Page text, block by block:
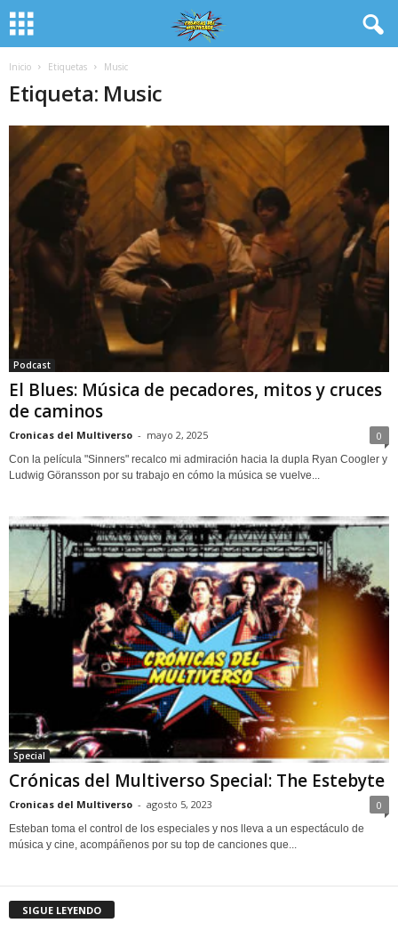
Inicio Etiquetas Music
Etiqueta: Music
Podcast
El Blues: Música de pecadores, mitos y cruces
de caminos
Cronicas del Multiverso - mayo 2, 2025 0
Con la película "Sinners" recalco mi admiración hacia la dupla Ryan Coogler y
Ludwig Göransson por su trabajo en cómo la música se vuelve...
Special
Crónicas del Multiverso Special: The Estebyte
Cronicas del Multiverso - agosto 5, 2023 0
Esteban toma el control de los especiales y nos lleva a un espectáculo de
música y cine, acompáñenos por su top de canciones que...
SIGUE LEYENDO